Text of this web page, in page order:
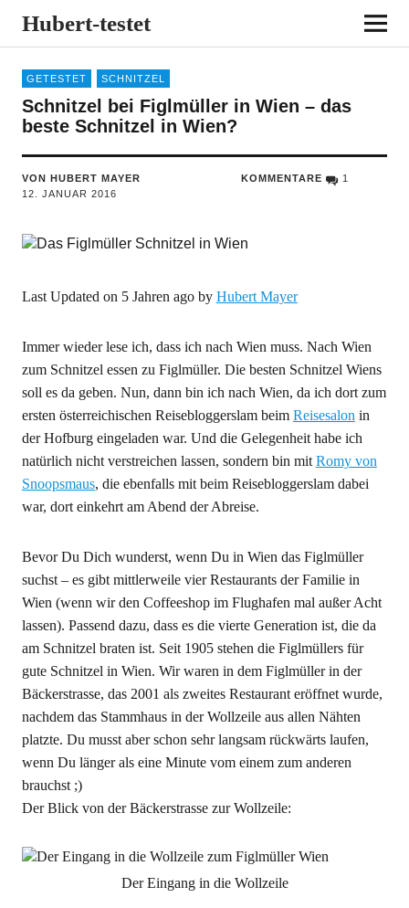
Hubert-testet
GETESTET SCHNITZEL
Schnitzel bei Figlmüller in Wien – das
beste Schnitzel in Wien?
VON HUBERT MAYER
12. JANUAR 2016
KOMMENTARE 1
Last Updated on 5 Jahren ago by Hubert Mayer
Immer wieder lese ich, dass ich nach Wien muss. Nach Wien
zum Schnitzel essen zu Figlmüller. Die besten Schnitzel Wiens
soll es da geben. Nun, dann bin ich nach Wien, da ich dort zum
ersten österreichischen Reisebloggerslam beim Reisesalon in
der Hofburg eingeladen war. Und die Gelegenheit habe ich
natürlich nicht verstreichen lassen, sondern bin mit Romy von
Snoopsmaus, die ebenfalls mit beim Reisebloggerslam dabei
war, dort einkehrt am Abend der Abreise.
Bevor Du Dich wunderst, wenn Du in Wien das Figlmüller
suchst – es gibt mittlerweile vier Restaurants der Familie in
Wien (wenn wir den Coffeeshop im Flughafen mal außer Acht
lassen). Passend dazu, dass es die vierte Generation ist, die da
am Schnitzel braten ist. Seit 1905 stehen die Figlmüllers für
gute Schnitzel in Wien. Wir waren in dem Figlmüller in der
Bäckerstrasse, das 2001 als zweites Restaurant eröffnet wurde,
nachdem das Stammhaus in der Wollzeile aus allen Nähten
platzte. Du musst aber schon sehr langsam rückwärts laufen,
wenn Du länger als eine Minute vom einem zum anderen
brauchst ;)
Der Blick von der Bäckerstrasse zur Wollzeile:
Der Eingang in die Wollzeile